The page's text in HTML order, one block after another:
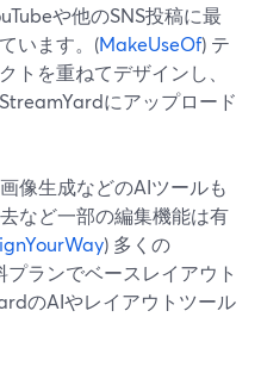
や他のSNS投稿に最
います。(MakeUseOf) テ
トを重ねてデザインし、
にアップロード
像生成などのAIツールも
など一部の編集機能は有
) 多くの
ランでベースレイアウト
のAIやレイアウトツール